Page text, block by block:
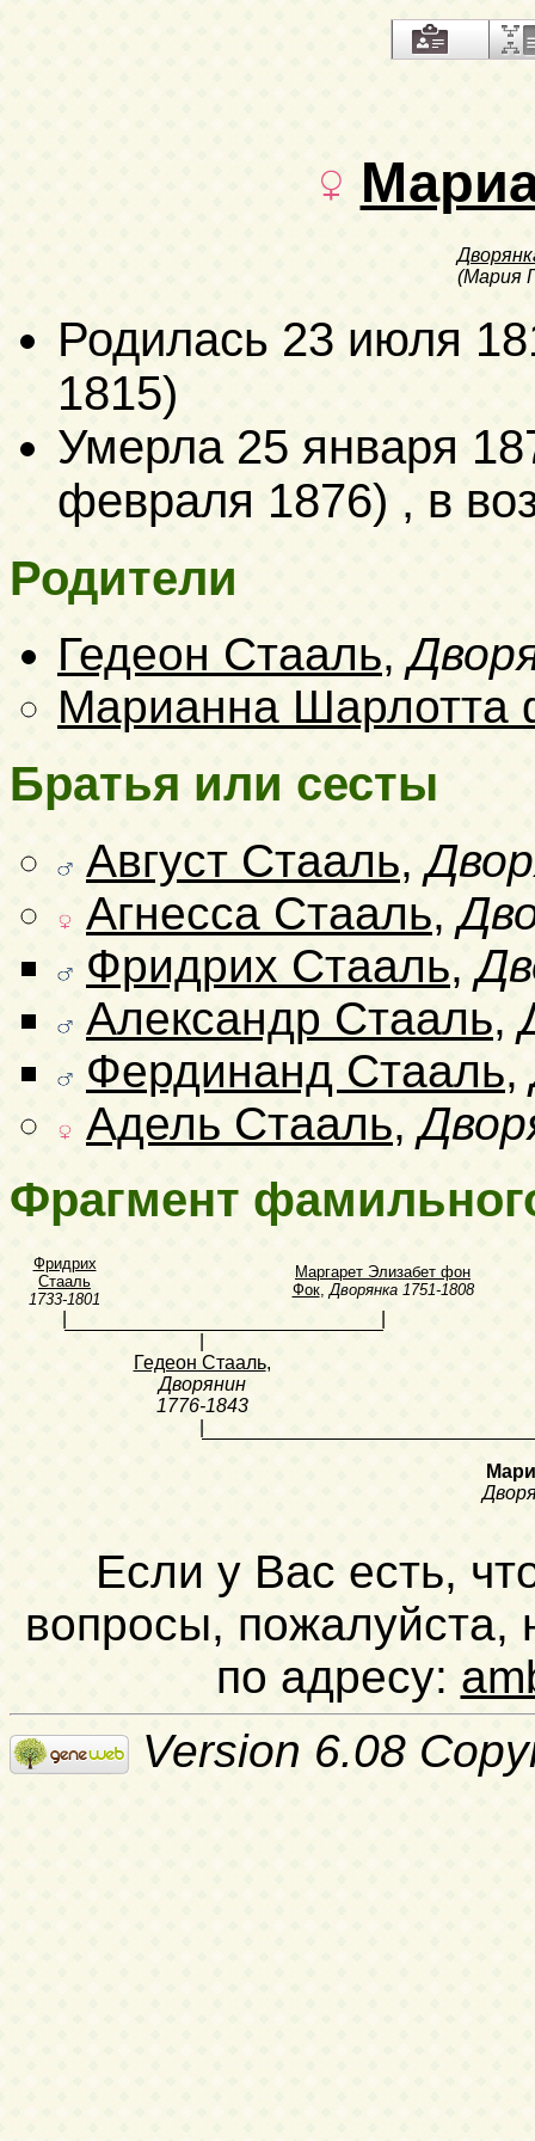
(Мария
Родилась 23 июля
1815)
Умерла 25 января
февраля 1876) , в
Родители
Гедеон Стааль,
Марианна Шарлотта
Братья или сесты
Август Стааль,
Агнесса Стааль,
Фридрих Стааль,
Александр Стааль,
Фердинанд Стааль,
Адель Стааль,
Фрагмент
Фридрих
Стааль
1733-1801
Маргарет Элизабет фон
Фок,Дворянка 1751-1808
Гедеон Стааль,
Дворянин
1776-1843
Если у Вас есть,
вопросы, пожалуйста,
по адресу:
Version 6.08